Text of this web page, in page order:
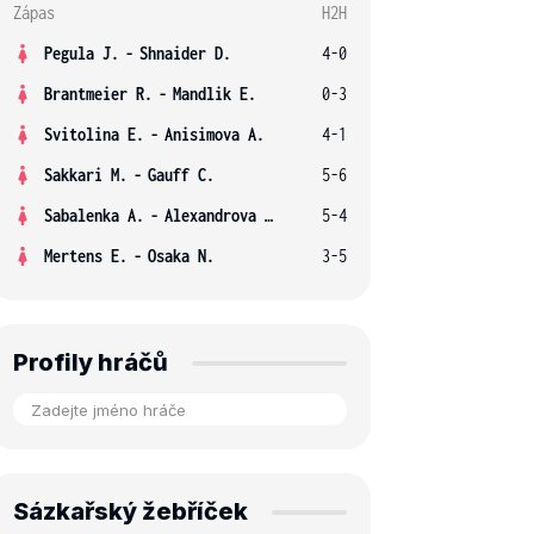
Zápas
H2H
Pegula J. - Shnaider D.
4-0
Brantmeier R. - Mandlik E.
0-3
Svitolina E. - Anisimova A.
4-1
Sakkari M. - Gauff C.
5-6
Sabalenka A. - Alexandrova E.
5-4
Mertens E. - Osaka N. 3-5
Profily hráčů
Sázkařský žebříček